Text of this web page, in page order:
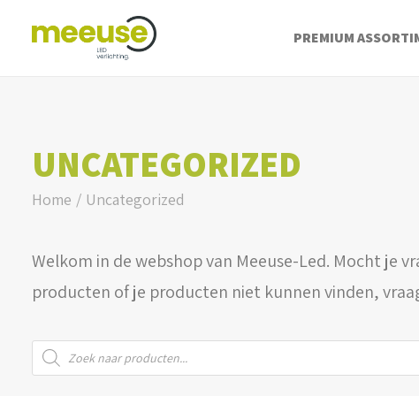
PREMIUM
UNCATEGORIZED
Home Uncategorized
Welkom in de webshop van Meeuse-Led. Mocht je
producten of je producten niet kunnen vinden,
Producten
zoeken